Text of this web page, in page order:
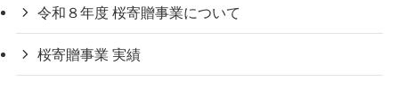
令和８年度 桜寄贈事業について
桜寄贈事業 実績